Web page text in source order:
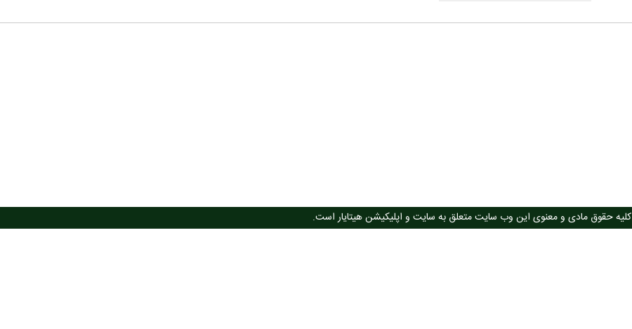
کلیه حقوق مادی و معنوی این وب سایت متعلق به سایت و اپلیکیشن هیتایار است.